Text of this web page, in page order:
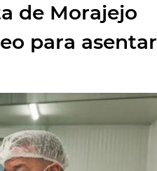
de Morajejo
para asentar